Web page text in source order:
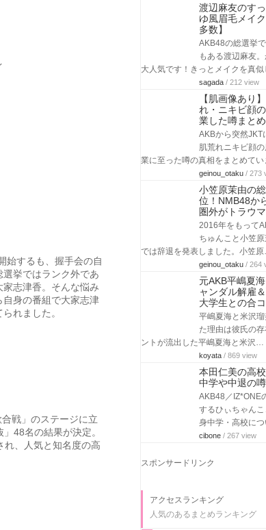
始するも、握手会の自
挙ではランク外であ
志津香。そんな悩み
身の番組で大家志津
れました。
戦」のステージに立
48名の結果が決定。
れ、人気と知名度の高
渡辺麻友のす
ゆ風眉毛メイ
多数】
AKB48の総選挙
もある渡辺麻友
大人気です！きっとメイクを真
sagada / 212 view
【肌画像あり
れ・ニキビ顔
業した噂まとめ
AKBから突然JKT
肌荒れニキビ顔
業に至った噂の真相をまとめて
geinou_otaku / 273
小笠原茉由の
位！NMB48か
圏外がトラウ
2016年をもって
ちゅんこと小笠
では辞退を発表しました。小笠
geinou_otaku / 264
元AKB平嶋夏
ャンダル解雇
大学生との合
平嶋夏海と米沢
た理由は彼氏の
ントが流出した平嶋夏海と米沢…
koyata / 869 view
本田仁美の高
中学や中退の
AKB48／IZ*ONE
するひぃちゃん
身中学・高校に
cibone / 267 view
スポンサードリンク
アクセスランキング
人気のあるまとめランキング